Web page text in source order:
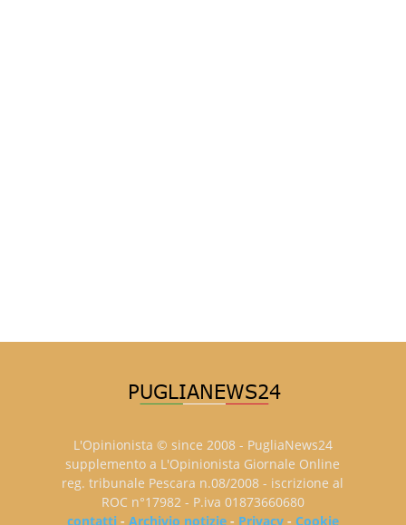
L'Opinionista © since 2008 - PugliaNews24
supplemento a L'Opinionista Giornale Online
reg. tribunale Pescara n.08/2008 - iscrizione al
ROC n°17982 - P.iva 01873660680
contatti- Archivio notizie- Privacy- Cookie